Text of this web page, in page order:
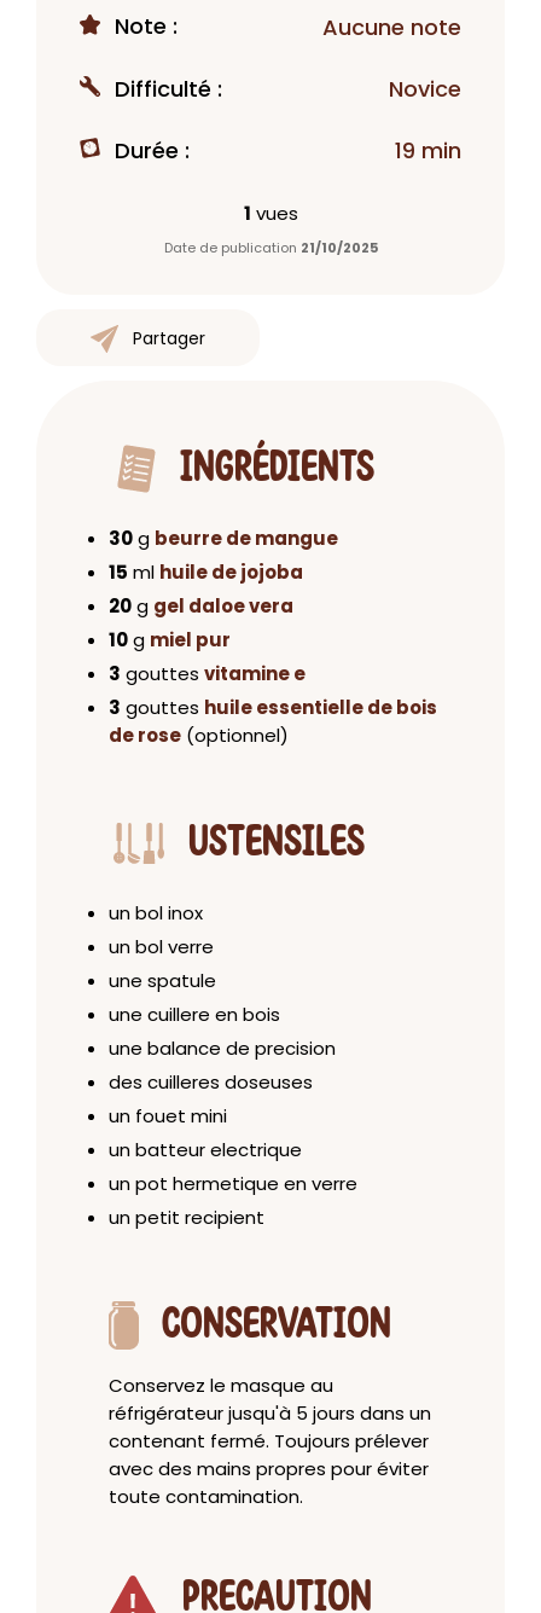
Note : Aucune note
Difficulté : Novice
Durée : 19 min
1 vues
Date de publication 21/10/2025
Partager
INGRÉDIENTS
30g beurre de mangue
15 ml huile de jojoba
20g gel daloe vera
10g miel pur
3 gouttes vitamine e
3 gouttes huile essentielle de bois
de rose (optionnel)
USTENSILES
un bol inox
un bol verre
une spatule
une cuillere en bois
une balance de precision
des cuilleres doseuses
un fouet mini
un batteur electrique
un pot hermetique en verre
un petit recipient
CONSERVATION
Conservez le masque au
réfrigérateur jusqu'à 5 jours dans un
contenant fermé. Toujours prélever
avec des mains propres pour éviter
toute contamination.
PRECAUTION